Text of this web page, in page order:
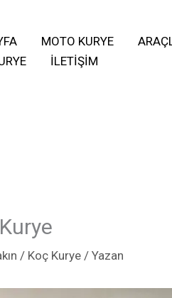
MOTO KURYE
İLETIŞIM
/ Koç Kurye / Yazan